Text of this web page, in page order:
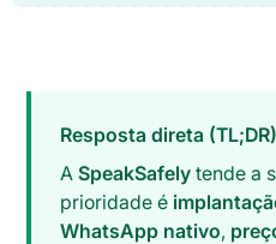
Resposta direta (TL;DR)
ASpeakSafely tende a
prioridade é
WhatsApp nativo,